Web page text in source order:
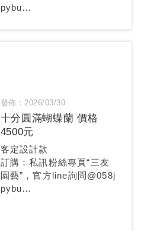
pybu
十分圓滿蝴蝶蘭 價格
4500元
發佈：2026/03/30
客定設計款
訂購：私訊粉絲專頁“三友
園藝”，官方line詢問@058j
pybu